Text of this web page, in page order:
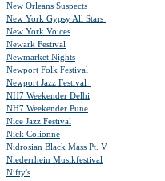
New Orleans Suspects
New York Gypsy All Stars
New York Voices
Newark Festival
Newmarket Nights
Newport Folk Festival
Newport Jazz Festival
NH7 Weekender Delhi
NH7 Weekender Pune
Nice Jazz Festival
Nick Colionne
Nidrosian Black Mass Pt. V
Niederrhein Musikfestival
Nifty's